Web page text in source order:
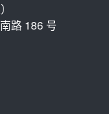
路 186 号